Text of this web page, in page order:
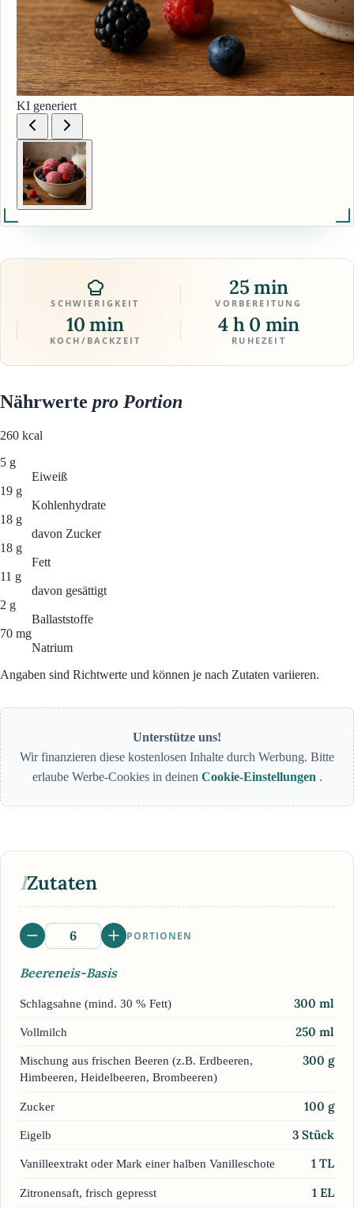
KI generiert
SCHWIERIGKEIT
25 min
VORBEREITUNG
10 min
KOCH/BACKZEIT
4 h 0 min
RUHEZEIT
Nährwerte pro Portion
260 kcal
5 g
Eiweiß
19 g
Kohlenhydrate
18 g
davon Zucker
18 g
Fett
11 g
davon gesättigt
2 g
Ballaststoffe
70 mg
Natrium
Angaben sind Richtwerte und können je nach Zutaten variieren.
Unterstütze uns!
Wir finanzieren diese kostenlosen Inhalte durch Werbung. Bitte
erlaube Werbe-Cookies in deinen Cookie-Einstellungen .
IZutaten
PORTIONEN
Beereneis-Basis
Schlagsahne (mind. 30 % Fett) 300 ml
Vollmilch 250 ml
Mischung aus frischen Beeren (z.B. Erdbeeren,
Himbeeren, Heidelbeeren, Brombeeren)
300 g
Zucker 100 g
Eigelb 3 Stück
Vanilleextrakt oder Mark einer halben Vanilleschote 1 TL
Zitronensaft, frisch gepresst 1 EL